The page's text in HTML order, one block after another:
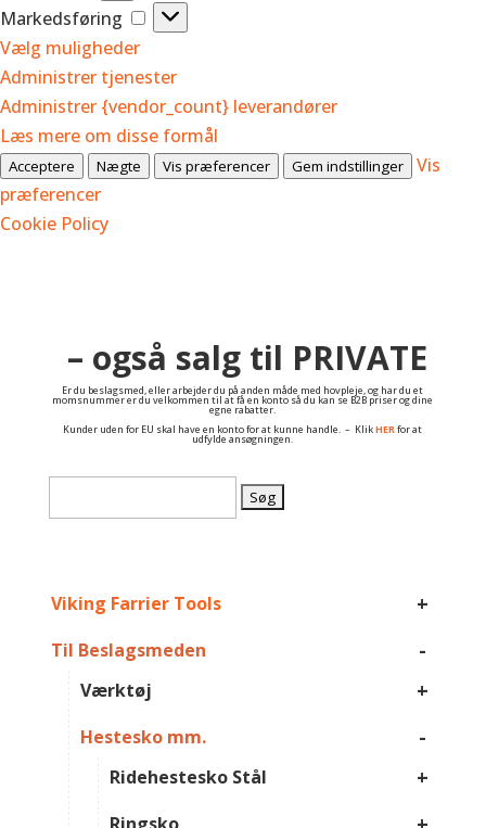
Markedsføring
Markedsføring
Vælg muligheder
Administrer tjenester
Administrer {vendor_count} leverandører
Læs mere om disse formål
Acceptere Nægte Vis præferencer Gem indstillinger
Vis
præferencer
Cookie Policy
– også salg til PRIVATE
Er du beslagsmed, eller arbejder du på anden måde med hovpleje, og har du et
momsnummer er du velkommen til at få en konto så du kan se B2B priser og dine
egne rabatter.
Kunder uden for EU skal have en konto for at kunne handle. – KlikHERfor at
udfylde ansøgningen.
efter:
Viking Farrier Tools +
Til Beslagsmeden -
Værktøj +
Hestesko mm. -
Ridehestesko Stål +